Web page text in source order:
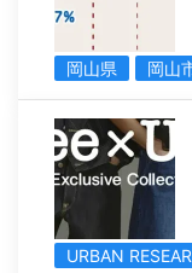
岡山県 岡山
URBAN